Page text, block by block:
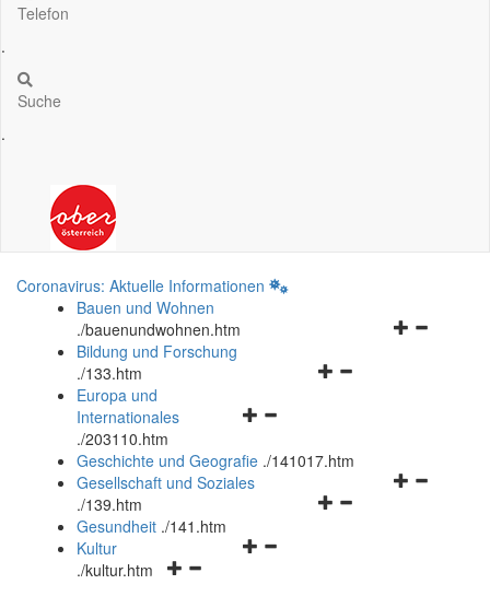
Telefon
.
Suche
.
Coronavirus: Aktuelle Informationen
Bauen und Wohnen
./bauenundwohnen.htm
Navigationsmenü
Bildung und Forschung
./133.htm
Navigationsmenü
und
schließen
Europa und
Internationales
./203110.htm
Geschichte und Geografie ./141017.htm
Navigationsmenü
Gesellschaft und Soziales
./139.htm
Navigationsmenü
Gesundheit ./141.htm
Navigationsmenü
Kultur
./kultur.htm